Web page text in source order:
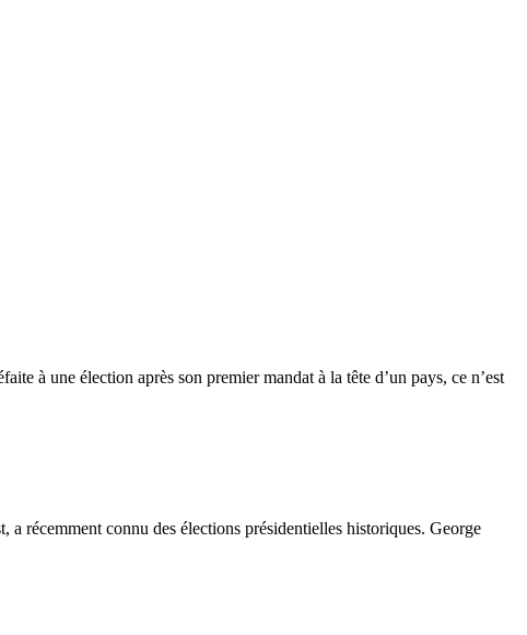
à une élection après son premier mandat à la tête d’un pays, ce n’est
récemment connu des élections présidentielles historiques. George